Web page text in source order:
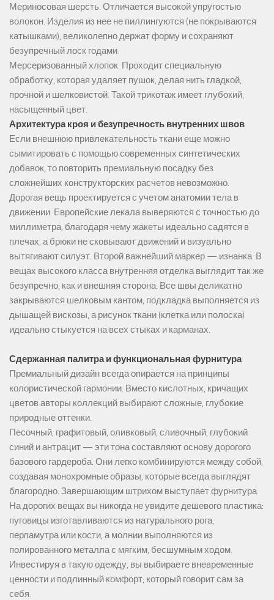
Мериносовая шерсть. Отличается высокой упругостью
волокон. Изделия из нее не пиллингуются (не покрываются
катышками), великолепно держат форму и сохраняют
безупречный лоск годами.
Мерсеризованный хлопок. Проходит специальную
обработку, которая удаляет пушок, делая нить гладкой,
прочной и шелковистой. Такой трикотаж имеет глубокий,
насыщенный цвет.
Архитектура кроя и безупречность внутренних швов
Если внешнюю привлекательность ткани еще можно
сымитировать с помощью современных синтетических
добавок, то повторить премиальную посадку без
сложнейших конструкторских расчетов невозможно.
Дорогая вещь проектируется с учетом анатомии тела в
движении. Европейские лекала выверяются с точностью до
миллиметра, благодаря чему жакеты идеально садятся в
плечах, а брюки не сковывают движений и визуально
вытягивают силуэт. Второй важнейший маркер — изнанка. В
вещах высокого класса внутренняя отделка выглядит так же
безупречно, как и внешняя сторона. Все швы деликатно
закрываются шелковым кантом, подкладка выполняется из
дышащей вискозы, а рисунок ткани (клетка или полоска)
идеально стыкуется на всех стыках и карманах.
Сдержанная палитра и функциональная фурнитура
Премиальный дизайн всегда опирается на принципы
колористической гармонии. Вместо кислотных, кричащих
цветов авторы коллекций выбирают сложные, глубокие
природные оттенки.
Песочный, графитовый, оливковый, сливочный, глубокий
синий и антрацит — эти тона составляют основу дорогого
базового гардероба. Они легко комбинируются между собой,
создавая монохромные образы, которые всегда выглядят
благородно. Завершающим штрихом выступает фурнитура.
На дорогих вещах вы никогда не увидите дешевого пластика:
пуговицы изготавливаются из натурального рога,
перламутра или кости, а молнии выполняются из
полированного металла с мягким, бесшумным ходом.
Инвестируя в такую одежду, вы выбираете вневременные
ценности и подлинный комфорт, который говорит сам за
себя.